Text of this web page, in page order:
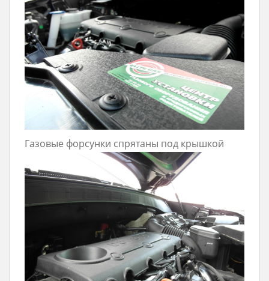
Газовые форсунки спрятаны под крышкой